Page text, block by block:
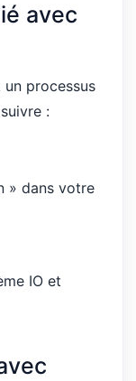
avec
processus
:
» dans votre
IO et